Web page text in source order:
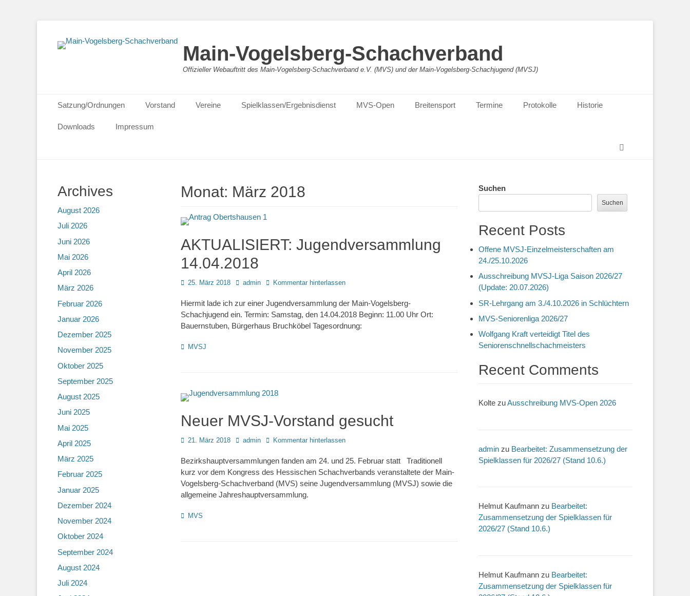
Main-Vogelsberg-Schachverband
Offizieller Webauftritt des Main-Vogelsberg-Schachverband e.V. (MVS) und der Main-Vogelsberg-Schachjugend (MVSJ)
Primäres Menü
Inhalt
springen
Satzung/Ordnungen Vorstand Vereine Spielklassen/Ergebnisdienst MVS-Open Breitensport Termine Protokolle Historie
Downloads
Impressum
Monat: März 2018
AKTUALISIERT: Jugendversammlung
14.04.2018
Posted
25. März 2018 Autoradmin Kommentar hinterlassen
Hiermit lade ich zur einer Jugendversammlung der Main-Vogelsberg-
Schachjugend ein. Termin: Samstag, den 14.04.2018 Beginn: 11.00 Uhr Ort:
Bauernstuben, Bürgerhaus Bruchköbel Tagesordnung:
Kategorien
MVSJ
Neuer MVSJ-Vorstand gesucht
Posted
21. März 2018 Autoradmin Kommentar hinterlassen
Bezirkshauptversammlungen fanden am 24. und 25. Februar statt Traditionell
kurz vor dem Kongress des Hessischen Schachverbands veranstaltete der Main-
Vogelsberg-Schachverband (MVS) seine Jugendversammlung (MVSJ) sowie die
allgemeine Jahreshauptversammlung.
Kategorien
MVS
Suchen
Suchen
Recent Posts
Offene MVSJ-Einzelmeisterschaften am
24./25.10.2026
Ausschreibung MVSJ-Liga Saison 2026/27
(Update: 20.07.2026)
SR-Lehrgang am 3./4.10.2026 in Schlüchtern
MVS-Seniorenliga 2026/27
Wolfgang Kraft verteidigt Titel des
Seniorenschnellschachmeisters
Recent Comments
Kolte zuAusschreibung MVS-Open 2026
admin zu Bearbeitet: Zusammensetzung der
Spielklassen für 2026/27 (Stand 10.6.)
Helmut Kaufmann zu Bearbeitet:
Zusammensetzung der Spielklassen für
2026/27 (Stand 10.6.)
Helmut Kaufmann zu Bearbeitet:
Zusammensetzung der Spielklassen für
Archives
August 2026
Juli 2026
Juni 2026
Mai 2026
April 2026
März 2026
Februar 2026
Januar 2026
Dezember 2025
November 2025
Oktober 2025
September 2025
August 2025
Juni 2025
Mai 2025
April 2025
März 2025
Februar 2025
Januar 2025
Dezember 2024
November 2024
Oktober 2024
September 2024
August 2024
Juli 2024